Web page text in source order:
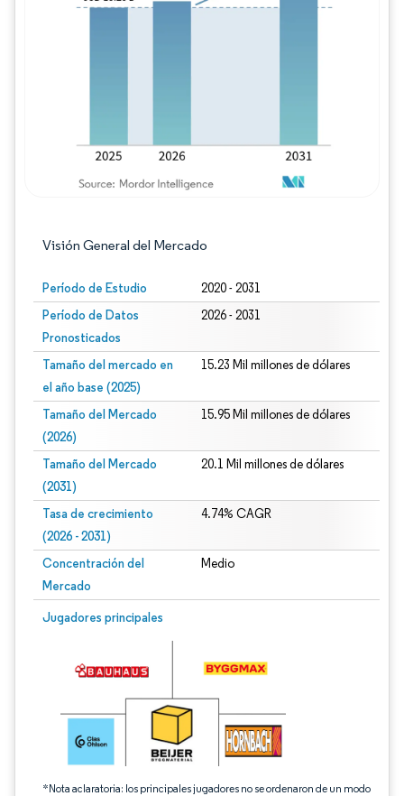
Visión General del Mercado
Período de Estudio 2020 - 2031
Período de Datos
Pronosticados
2026 - 2031
Tamaño del mercado en
el año base (2025)
15.23 Mil millones de dólares
Tamaño del Mercado
(2026)
15.95 Mil millones de dólares
Tamaño del Mercado
(2031)
20.1 Mil millones de dólares
Tasa de crecimiento
(2026 - 2031)
4.74% CAGR
Concentración del
Mercado
Medio
Jugadores principales
*Nota aclaratoria: los principales jugadores no se ordenaron de un modo
Imagen © Mordor Intelligence. El uso requiere atribución según CC BY 4.0.